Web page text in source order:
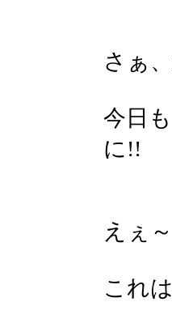
さぁ
今日
に!!
えぇ
これ